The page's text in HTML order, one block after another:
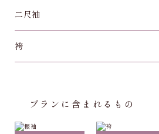
二尺袖
袴
プランに含まれるもの